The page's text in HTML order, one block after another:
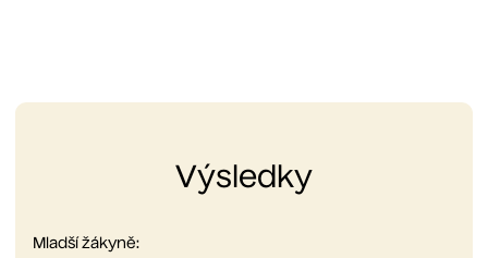
Výsledky
Mladší žákyně: